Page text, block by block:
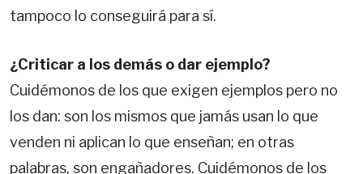
tampoco lo conseguirá para sí.
¿Criticar a los demás o dar ejemplo?
Cuidémonos de los que exigen ejemplos pero no
los dan: son los mismos que jamás usan lo que
venden ni aplican lo que enseñan; en otras
palabras, son engañadores. Cuidémonos de los